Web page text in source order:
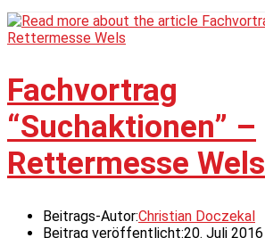
Fachvortrag
“Suchaktionen” –
Rettermesse Wels
Beitrags-Autor:Christian Doczekal
Beitrag veröffentlicht:20. Juli 2016